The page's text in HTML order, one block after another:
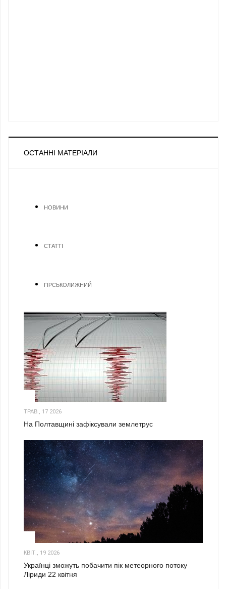
ОСТАННІ МАТЕРІАЛИ
НОВИНИ
СТАТТІ
ГІРСЬКОЛИЖНИЙ
ТРАВ., 17 2026
На Полтавщині зафіксували землетрус
КВІТ., 19 2026
Українці зможуть побачити пік метеорного потоку
Ліриди 22 квітня